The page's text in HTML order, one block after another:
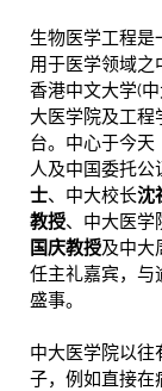
生物医学工程是
用于医学领域之
香港中文大学(
大医学院及工程
台。中心于今天
人及中国委托公
士、中大校长沈
教授、中大医学
国庆教授及中大
任主礼嘉宾，与
盛事。
中大医学院以往
子，例如直接在